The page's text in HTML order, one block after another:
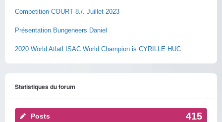
Competition COURT 8./. Juillet 2023
Présentation Bungeneers Daniel
2020 World Atlatl ISAC World Champion is CYRILLE HUC
Statistiques du forum
Posts 415